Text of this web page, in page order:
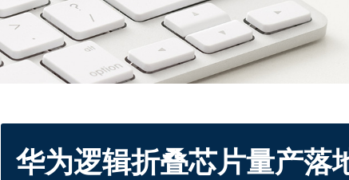
华为逻辑折叠芯片量产落